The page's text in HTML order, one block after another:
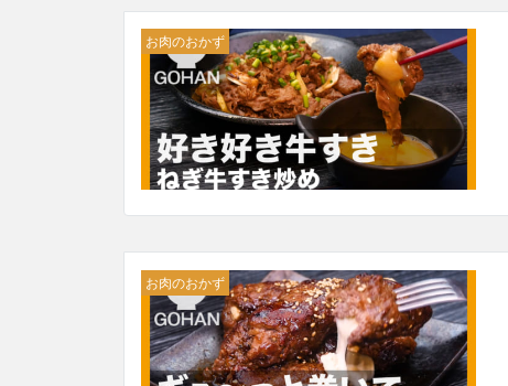
お肉のおかず
お肉のおかず